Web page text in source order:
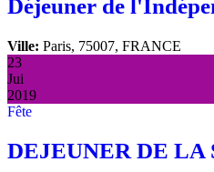
Déjeuner de
Ville: Paris, 75007, FRANCE
23
Jui
2019
Fête
DEJEUNER DE LA